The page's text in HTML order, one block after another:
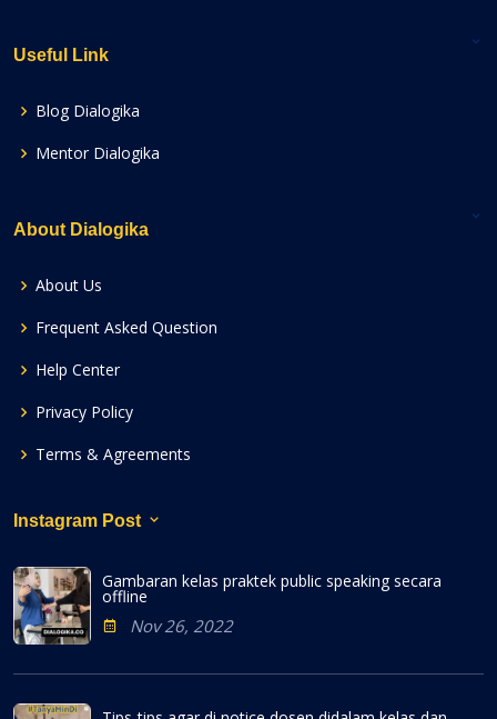
Useful Link
Blog Dialogika
Mentor Dialogika
About Dialogika
About Us
Frequent Asked Question
Help Center
Privacy Policy
Terms & Agreements
Instagram Post
Gambaran kelas praktek public speaking secara
offline
Nov 26, 2022